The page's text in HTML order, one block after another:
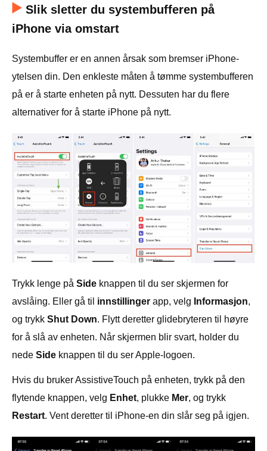
Slik sletter du systembufferen på
iPhone via omstart
Systembuffer er en annen årsak som bremser iPhone-
ytelsen din. Den enkleste måten å tømme systembufferen
på er å starte enheten på nytt. Dessuten har du flere
alternativer for å starte iPhone på nytt.
Trykk lenge på Side knappen til du ser skjermen for
avslåing. Eller gå til innstillinger app, velg Informasjon,
og trykk Shut Down. Flytt deretter glidebryteren til høyre
for å slå av enheten. Når skjermen blir svart, holder du
nede Side knappen til du ser Apple-logoen.
Hvis du bruker AssistiveTouch på enheten, trykk på den
flytende knappen, velg Enhet, plukke Mer, og trykk
Restart. Vent deretter til iPhone-en din slår seg på igjen.